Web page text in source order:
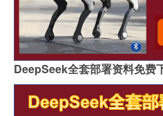
DeepSeek全套部署资料免费